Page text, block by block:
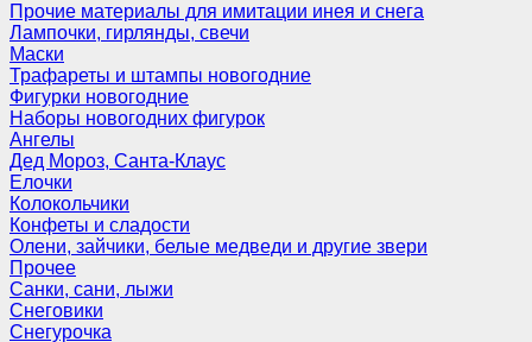
Прочие материалы для имитации инея и снега
Лампочки, гирлянды, свечи
Маски
Трафареты и штампы новогодние
Фигурки новогодние
Наборы новогодних фигурок
Ангелы
Дед Мороз, Санта-Клаус
Елочки
Колокольчики
Конфеты и сладости
Олени, зайчики, белые медведи и другие звери
Прочее
Санки, сани, лыжи
Снеговики
Снегурочка